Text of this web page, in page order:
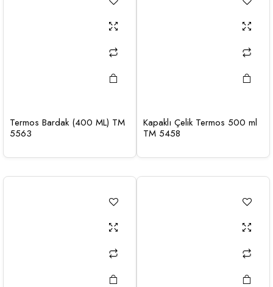
Termos Bardak (400 ML) TM
5563
Kapaklı Çelik Termos 500 ml
TM 5458